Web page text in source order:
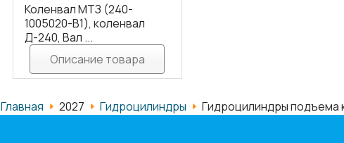
Коленвал МТЗ (240-
1005020-B1), коленвал
Д-240, Вал ...
Описание товара
Главная 2027 Гидроцилиндры Гидроцилиндры подъема